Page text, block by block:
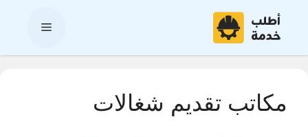
المحتوى
القائمة
مكاتب تقديم شغالات